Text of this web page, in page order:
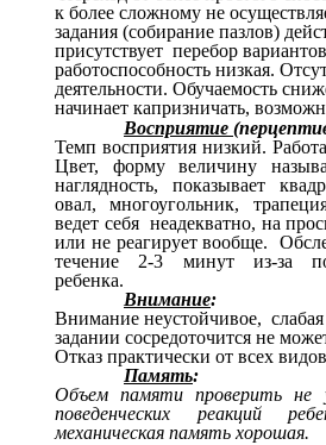
к более сложному не
задания (собирание пазлов)
присутствует перебор
работоспособность низкая.
деятельности. Обучаемость
начинает капризничать,
Восприятие
Темп восприятия низкий.
Цвет, форму величину
наглядность, показывает
овал, многоугольник,
ведет себя неадекватно, на
или не реагирует вообще.
течение 2-3 минут из-за
ребенка.
Внимание:
Внимание неустойчивое,
задании сосредоточится не
Отказ практически от всех
Память:
Объем памяти проверить не
поведенческих реакций
механическая память хорошая.